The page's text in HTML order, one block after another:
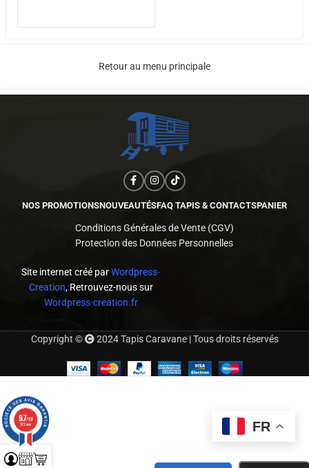
Retour au menu principale
NOS PROMOTIONSNOUVEAUTÉSFAQ TAPIS & CONTACTSPANIER
Conditions Générales de Vente (CGV)
Protection des Données Personnelles
Site internet créé parWordpress-
Creation, Retrouvez-nous sur
Wordpress-creation.fr
Copyright © 2024 Tapis Caravane | Tous droits réservés
FR
9.7/10
523 avis